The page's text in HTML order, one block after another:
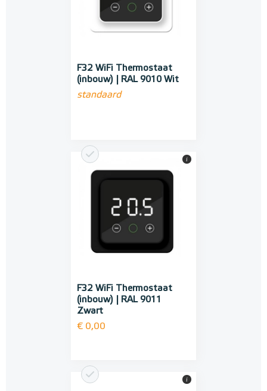
F32 WiFi Thermostaat
(inbouw) | RAL 9010 Wit
standaard
F32 WiFi Thermostaat
(inbouw) | RAL 9011
Zwart
€ 0,00
i
i